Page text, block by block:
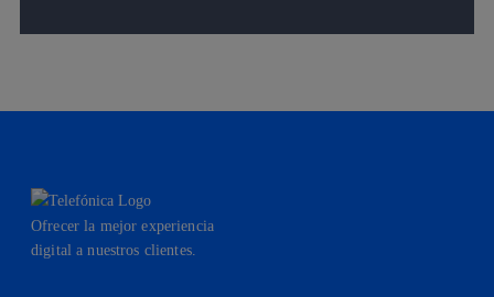
Ofrecer la mejor experiencia
digital a nuestros clientes.